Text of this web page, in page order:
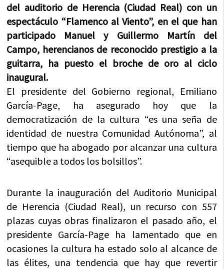
del auditorio de Herencia (Ciudad Real) con un
espectáculo “Flamenco al Viento”, en el que han
participado Manuel y Guillermo Martín del
Campo, herencianos de reconocido prestigio a la
guitarra, ha puesto el broche de oro al ciclo
inaugural.
El presidente del Gobierno regional, Emiliano
García-Page, ha asegurado hoy que la
democratización de la cultura “es una seña de
identidad de nuestra Comunidad Autónoma”, al
tiempo que ha abogado por alcanzar una cultura
“asequible a todos los bolsillos”.
Durante la inauguración del Auditorio Municipal
de Herencia (Ciudad Real), un recurso con 557
plazas cuyas obras finalizaron el pasado año, el
presidente García-Page ha lamentado que en
ocasiones la cultura ha estado solo al alcance de
las élites, una tendencia que hay que revertir